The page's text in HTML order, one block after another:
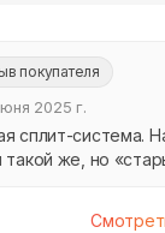
покупателя
2025 г.
сплит-система.
же, но